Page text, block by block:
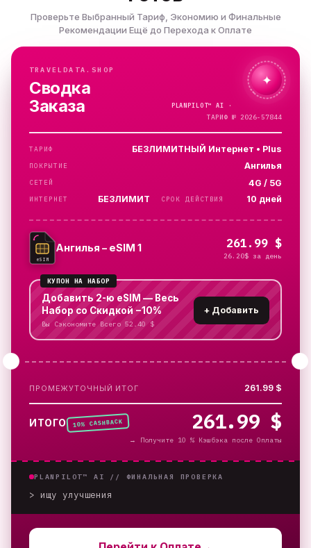
Проверьте Выбранный Тариф, Экономию и Финальные
Рекомендации Ещё до Перехода к Оплате
TRAVELDATA.SHOP
Сводка
Заказа
✦
PLANPILOT™AI ·
ТАРИФ № 2026-57844
ТАРИФ БЕЗЛИМИТНЫЙ Интернет • Plus
ПОКРЫТИЕ Ангилья
СЕТЕЙ 4G / 5G
ИНТЕРНЕТ БЕЗЛИМИТ СРОК ДЕЙСТВИЯ 10 дней
eSIM
Ангилья – eSIM 1 261.99 $
26.20$ за день
КУПОН НА НАБОР
Добавить 2-ю eSIM — Весь
Набор со Скидкой −10%
Вы Сэкономите Всего 52.40 $
+ Добавить
ПРОМЕЖУТОЧНЫЙ ИТОГ 261.99 $
ИТОГО 10% CASHBACK 261.99 $
→ Получите 10 % Кэшбэка после Оплаты
PLANPILOT™ AI // ФИНАЛЬНАЯ ПРОВЕРКА
> ищу улучшения